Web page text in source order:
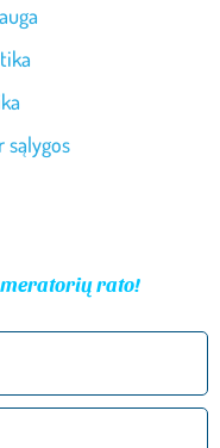
sąlygos
rato!